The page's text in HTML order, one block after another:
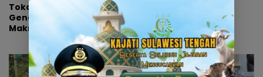
Tokoh Pemuda Binjai Ajak
Generasi Muda
Makmurkan Masjid dan
Dorong Pemkot Perkuat
Program Maghrib
Mengaji